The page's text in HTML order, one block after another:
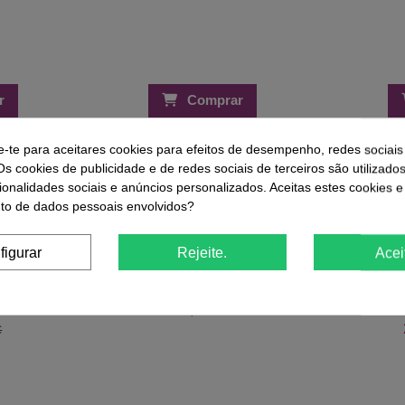
Comprar
Compraram Este Produto Também
Verde
Pincel Aplicador de Tratamentos de
-29%
Verniz
te para aceitares cookies para efeitos de desempenho, redes sociais
cookies de publicidade e de redes sociais de terceiros são
sociais e anúncios personalizados. Aceitas estes cookies
de dados pessoais envolvidos?
Rejeite.